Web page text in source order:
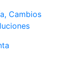
Cambios